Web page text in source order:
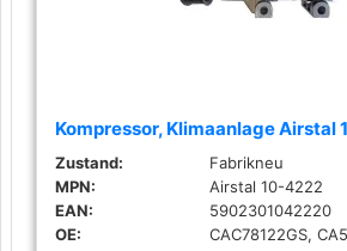
Kompressor, Klimaanlage Airstal
Zustand:
Fabrikneu
MPN:
Airstal 10-4222
EAN:
5902301042220
OE:
CAC78122GS,